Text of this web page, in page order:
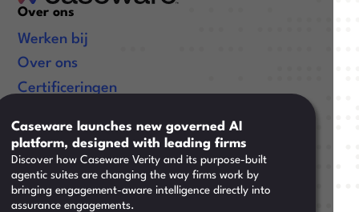
Over ons
Werken bij
Over ons
Certificeringen
Handige links
Kennisbank
Training
Support
Caseware launches new governed AI
platform, designed with leading firms
Discover how Caseware Verity and its purpose-built
agentic suites are changing the way firms work by
bringing engagement-aware intelligence directly into
assurance engagements.